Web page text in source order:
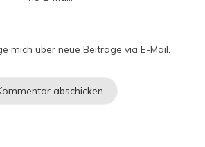
mich über neue Beiträge via E-Mail.